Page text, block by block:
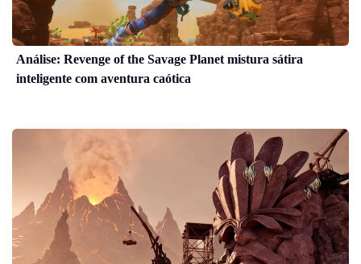
Análise: Revenge of the Savage Planet mistura sátira
inteligente com aventura caótica